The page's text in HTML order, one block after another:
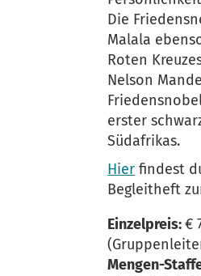
Die
Malala
Roten
Nelson
erster
Südafrikas.
Hier findest
Begleitheft
Einzelpreis:€
Mengen-